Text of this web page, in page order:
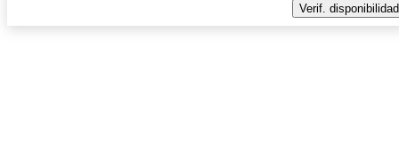
Verif. disponibilidad